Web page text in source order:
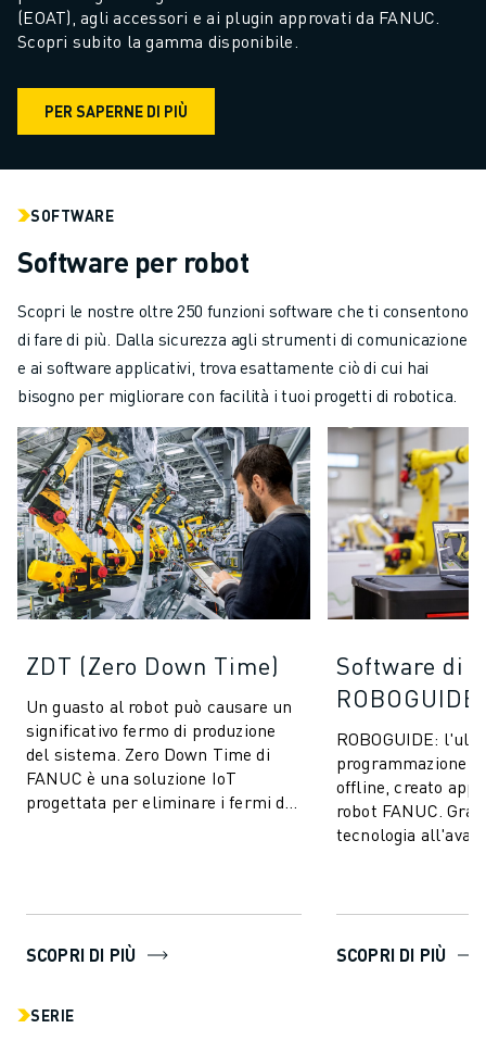
(EOAT), agli accessori e ai plugin approvati da FANUC.
Scopri subito la gamma disponibile.
PER SAPERNE DI PIÙ
SOFTWARE
Software per robot
Scopri le nostre oltre 250 funzioni software che ti consentono
di fare di più. Dalla sicurezza agli strumenti di comunicazione
e ai software applicativi, trova esattamente ciò di cui hai
bisogno per migliorare con facilità i tuoi progetti di robotica.
ZDT (Zero Down Time)
Un guasto al robot può causare un
significativo fermo di produzione
del sistema. Zero Down Time di
FANUC è una soluzione IoT
progettata per eliminare i fermi di
SCOPRI DI PIÙ
Software di
ROBOGUIDE
ROBOGUIDE:
programmazione
offline, creato
robot FANUC.
tecnologia
SCOPRI DI PIÙ
SERIE